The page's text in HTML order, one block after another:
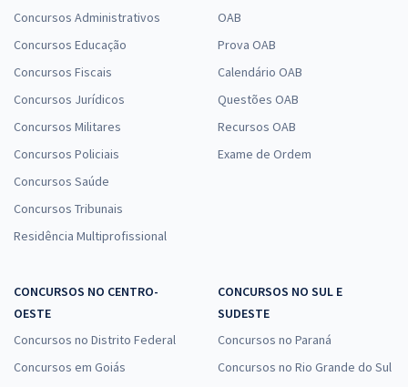
Concursos Administrativos
Concursos Educação
Concursos Fiscais
Concursos Jurídicos
Concursos Militares
Concursos Policiais
Concursos Saúde
Concursos Tribunais
Residência Multiprofissional
OAB
Prova OAB
Calendário OAB
Questões OAB
Recursos OAB
Exame de Ordem
CONCURSOS NO CENTRO-
OESTE
Concursos no Distrito Federal
Concursos em Goiás
CONCURSOS NO SUL E
SUDESTE
Concursos no Paraná
Concursos no Rio Grande do Sul